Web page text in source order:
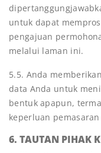
untuk dapat
pengajuan
melalui laman ini.
5.5. Anda
data Anda untuk
bentuk apapun,
keperluan
6. TAUTAN PIHAK